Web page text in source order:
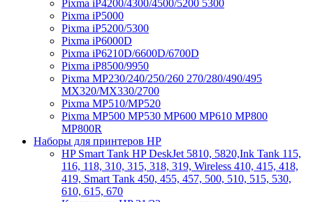
Pixma iP4200/4300/4500/5200 5300
Pixma iP5000
Pixma iP5200/5300
Pixma iP6000D
Pixma iP6210D/6600D/6700D
Pixma iP8500/9950
Pixma MP230/240/250/260 270/280/490/495
MX320/MX330/2700
Pixma MP510/MP520
Pixma MP500 MP530 MP600 MP610 MP800
MP800R
Наборы для принтеров HP
HP Smart Tank HP DeskJet 5810, 5820,Ink Tank 115,
116, 118, 310, 315, 318, 319, Wireless 410, 415, 418,
419, Smart Tank 450, 455, 457, 500, 510, 515, 530,
610, 615, 670